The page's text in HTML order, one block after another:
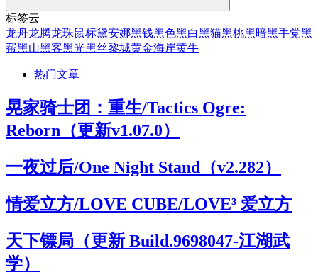
标签云
龙舟龙腾龙珠鼠标黛安娜黑钱黑色黑白黑猫黑桃黑暗黑手党黑
帮黑山黑客黑光黑丝黎城黄金海岸黄牛
热门文章
晃家骑士团：重生/Tactics Ogre:
Reborn（更新v1.07.0）
一夜过后/One Night Stand（v2.282）
情爱立方/LOVE CUBE/LOVE³ 爱立方
天下镖局（更新 Build.9698047-江湖武
学）